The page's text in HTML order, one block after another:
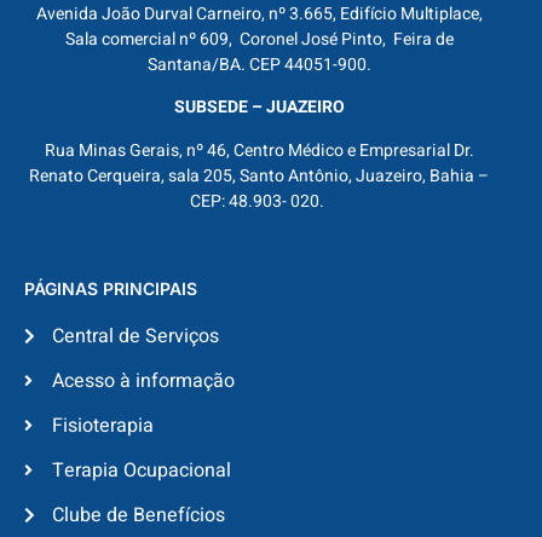
Avenida João Durval Carneiro, nº 3.665, Edifício Multiplace,
Sala comercial nº 609, Coronel José Pinto, Feira de
Santana/BA. CEP 44051-900.
SUBSEDE – JUAZEIRO
Rua Minas Gerais, nº 46, Centro Médico e Empresarial Dr.
Renato Cerqueira, sala 205, Santo Antônio, Juazeiro, Bahia –
CEP: 48.903- 020.
PÁGINAS PRINCIPAIS
Central de Serviços
Acesso à informação
Fisioterapia
Terapia Ocupacional
Clube de Benefícios